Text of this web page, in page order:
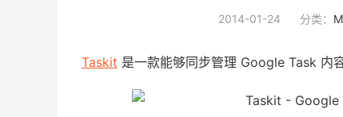
2014-01-24 分类：
Taskit 是一款能够同步管理 Google Task 内